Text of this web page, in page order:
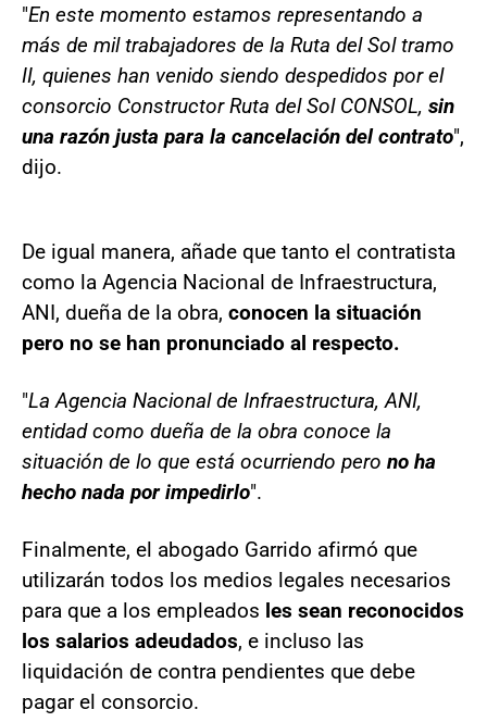
"En este momento estamos representando a
más de mil trabajadores de la Ruta del Sol tramo
II, quienes han venido siendo despedidos por el
consorcio Constructor Ruta del Sol CONSOL, sin
una razón justa para la cancelación del contrato",
dijo.
De igual manera, añade que tanto el contratista
como la Agencia Nacional de Infraestructura,
ANI, dueña de la obra, conocen la situación
pero no se han pronunciado al respecto.
"La Agencia Nacional de Infraestructura, ANI,
entidad como dueña de la obra conoce la
situación de lo que está ocurriendo pero no ha
hecho nada por impedirlo".
Finalmente, el abogado Garrido afirmó que
utilizarán todos los medios legales necesarios
para que a los empleados les sean reconocidos
los salarios adeudados, e incluso las
liquidación de contra pendientes que debe
pagar el consorcio.